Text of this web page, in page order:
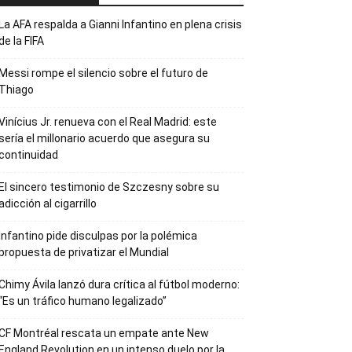
La AFA respalda a Gianni Infantino en plena crisis
la FIFA
Messi rompe el silencio sobre el futuro de
Thiago
Jr. renueva con el Real Madrid: este
el millonario acuerdo que asegura su
El sincero testimonio de Szczesny sobre su
al cigarrillo
Infantino pide disculpas por la polémica
de privatizar el Mundial
Ávila lanzó dura crítica al fútbol moderno:
un tráfico humano legalizado”
Montréal rescata un empate ante New